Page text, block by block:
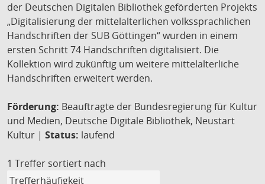
der Deutschen Digitalen Bibliothek geförderten Projekts
„Digitalisierung der mittelalterlichen volkssprachlichen
Handschriften der SUB Göttingen“ wurden in einem
ersten Schritt 74 Handschriften digitalisiert. Die
Kollektion wird zukünftig um weitere mittelalterliche
Handschriften erweitert werden.
Förderung: Beauftragte der Bundesregierung für Kultur
und Medien, Deutsche Digitale Bibliothek, Neustart
Kultur | Status: laufend
1 Treffer sortiert nach